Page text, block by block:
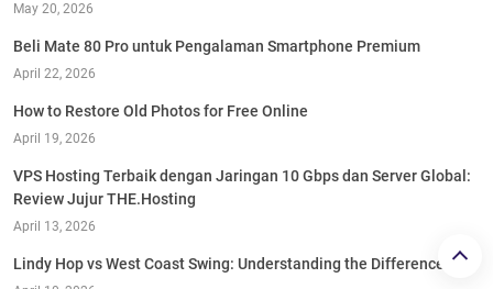
May 20, 2026
Beli Mate 80 Pro untuk Pengalaman Smartphone Premium
April 22, 2026
How to Restore Old Photos for Free Online
April 19, 2026
VPS Hosting Terbaik dengan Jaringan 10 Gbps dan Server Global:
Review Jujur THE.Hosting
April 13, 2026
Lindy Hop vs West Coast Swing: Understanding the Difference